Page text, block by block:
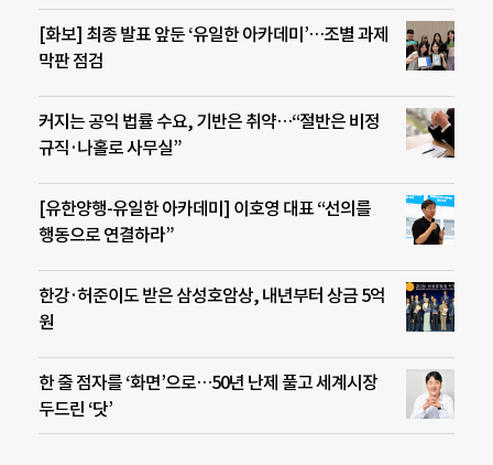
[화보] 최종 발표 앞둔 ‘유일한 아카데미’…조별 과제
막판 점검
커지는 공익 법률 수요, 기반은 취약…“절반은 비정
규직·나홀로 사무실”
[유한양행-유일한 아카데미] 이호영 대표 “선의를
행동으로 연결하라”
한강·허준이도 받은 삼성호암상, 내년부터 상금 5억
원
한 줄 점자를 ‘화면’으로…50년 난제 풀고 세계시장
두드린 ‘닷’